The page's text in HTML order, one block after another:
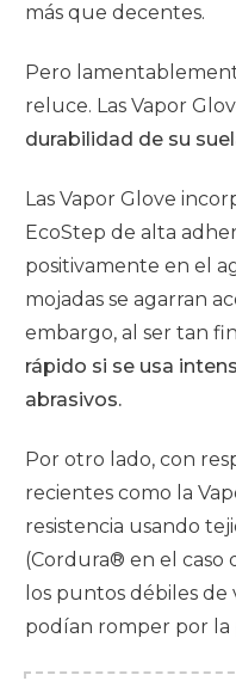
más que decentes.
Pero
reluce. Las Vapor
durabilidad de su
Las Vapor Glove
EcoStep de alta
positivamente en el
mojadas se agarran
embargo, al ser tan
rápido si se usa
abrasivos.
Por otro lado, con
recientes como la
resistencia usando
(Cordura® en el caso
los puntos débiles
podían romper por la